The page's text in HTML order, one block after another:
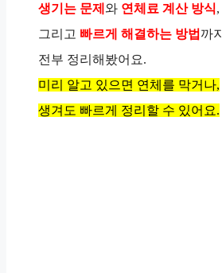
생기는 문제 와 연체료 계산 방식,
그리고 빠르게 해결하는 방법 까지
전부 정리해봤어요.
미리 알고 있으면 연체를 막거나,
생겨도 빠르게 정리할 수 있어요.